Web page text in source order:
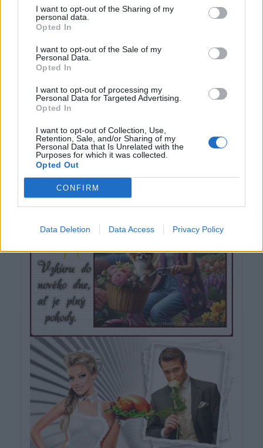
I want to opt-out of the Sharing of my
personal data.
Opted In
I want to opt-out of the Sale of my
Personal Data.
Opted In
I want to opt-out of processing my
Personal Data for Targeted Advertising.
Opted In
I want to opt-out of Collection, Use,
Retention, Sale, and/or Sharing of my
Personal Data that Is Unrelated with the
Purposes for which it was collected.
Opted Out
CONFIRM
Data Deletion Data Access Privacy Policy